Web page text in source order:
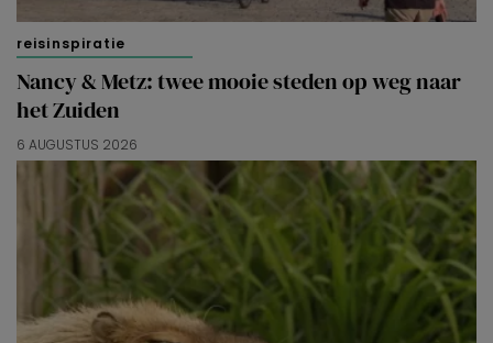
reisinspiratie
Nancy & Metz: twee mooie steden op weg naar
het Zuiden
6 AUGUSTUS 2026